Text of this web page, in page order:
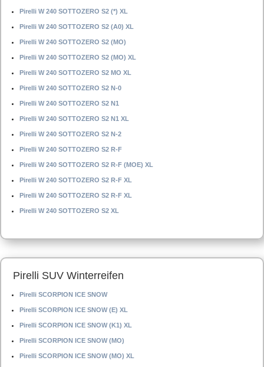
Pirelli W 240 SOTTOZERO S2 (*) XL
Pirelli W 240 SOTTOZERO S2 (A0) XL
Pirelli W 240 SOTTOZERO S2 (MO)
Pirelli W 240 SOTTOZERO S2 (MO) XL
Pirelli W 240 SOTTOZERO S2 MO XL
Pirelli W 240 SOTTOZERO S2 N-0
Pirelli W 240 SOTTOZERO S2 N1
Pirelli W 240 SOTTOZERO S2 N1 XL
Pirelli W 240 SOTTOZERO S2 N-2
Pirelli W 240 SOTTOZERO S2 R-F
Pirelli W 240 SOTTOZERO S2 R-F (MOE) XL
Pirelli W 240 SOTTOZERO S2 R-F XL
Pirelli W 240 SOTTOZERO S2 R-F XL
Pirelli W 240 SOTTOZERO S2 XL
Pirelli SUV Winterreifen
Pirelli SCORPION ICE SNOW
Pirelli SCORPION ICE SNOW (E) XL
Pirelli SCORPION ICE SNOW (K1) XL
Pirelli SCORPION ICE SNOW (MO)
Pirelli SCORPION ICE SNOW (MO) XL